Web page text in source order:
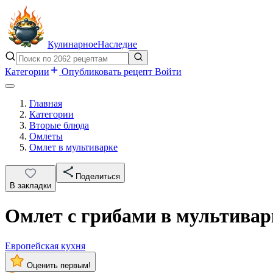
КулинарноеНаследие
Категории Опубликовать рецепт Войти
Главная
Категории
Вторые блюда
Омлеты
Омлет в мультиварке
В закладки
Поделиться
Омлет с грибами в
Европейская кухня
Оценить первым!